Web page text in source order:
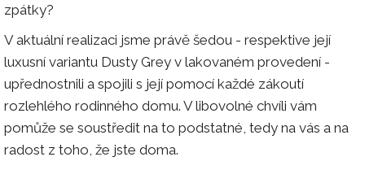
zpátky?
V aktuální realizaci jsme právě šedou - respektive její
luxusní variantu Dusty Grey v lakovaném provedení -
upřednostnili a spojili s její pomocí každé zákoutí
rozlehlého rodinného domu. V libovolné chvíli vám
pomůže se soustředit na to podstatné, tedy na vás a na
radost z toho, že jste doma.